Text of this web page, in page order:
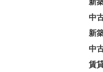
新
中
新
中
賃